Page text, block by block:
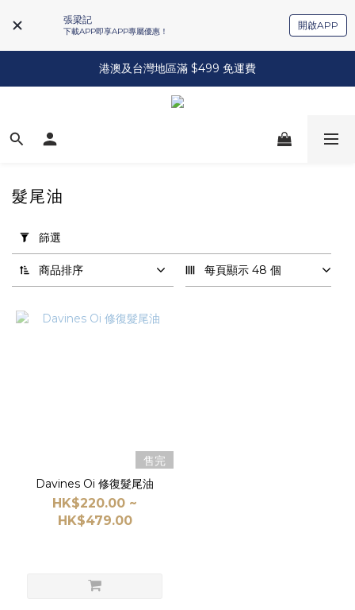
張梁記
下載APP即享APP專屬優惠！
開啟APP
港澳及台灣地區滿 $499 免運費
用
篩
選
(0/20)
品
髮尾油
篩選
商品排序 每頁顯示 48 個
售完
Davines Oi 修復髮尾油
HK$220.00 ~
HK$479.00